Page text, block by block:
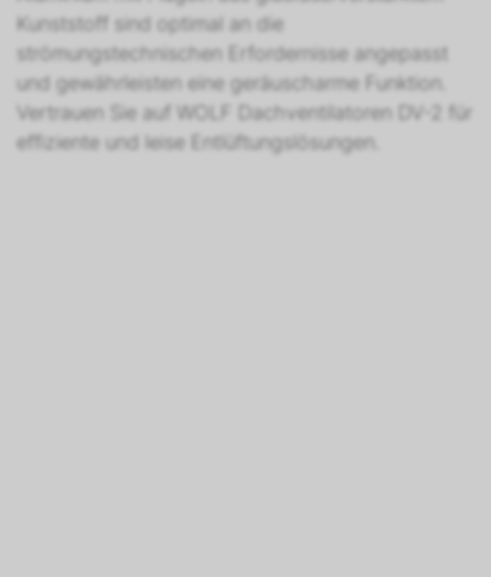
Kunststoff sind optimal an die
strömungstechnischen Erfordernisse angepasst
und gewährleisten eine geräuscharme Funktion.
Vertrauen Sie auf WOLF Dachventilatoren DV-2 für
effiziente und leise Entlüftungslösungen.